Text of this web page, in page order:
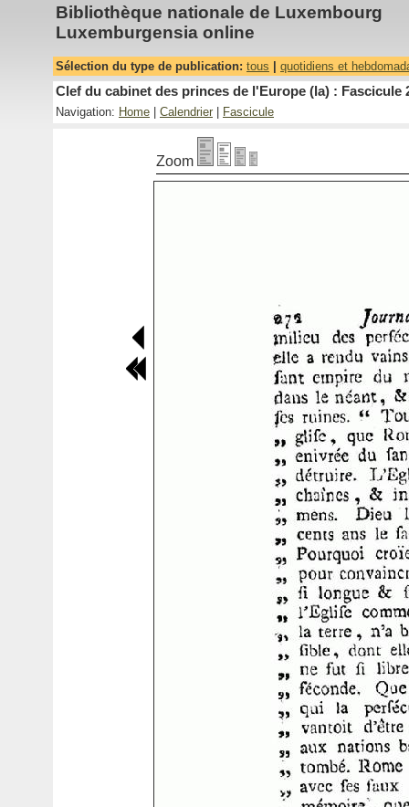
Bibliothèque nationale de Luxembourg
Luxemburgensia online
Sélection du type de publication: tous quotidiens et
Clef du cabinet des princes de l'Europe (la) : Fascicule
Navigation: Home Calendrier Fascicule
Zoom